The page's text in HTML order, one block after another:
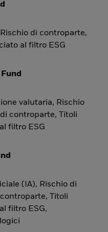
di controparte,
al filtro ESG
valutaria, Rischio
controparte, Titoli
filtro ESG
(IA), Rischio di
Titoli
filtro ESG,